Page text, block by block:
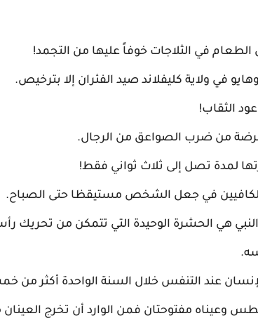
في الثلاجات خوفاً عليها من التجمد!
في ولاية كليفلاند صيد الفئران إلا بترخيص.
الثقاب!
من ضرب الصواعق من الرجال.
لمدة تصل إلى ثلاث ثواني فقط!
الكافيين في جعل الشخص مستيقظا حتى الصباح.
هي الحشرة الوحيدة التي تتمكن من تحريك
عند التنفس خلال السنة الواحدة أكثر من
وعيناه مفتوحتان فمن الوارد أن تخرج